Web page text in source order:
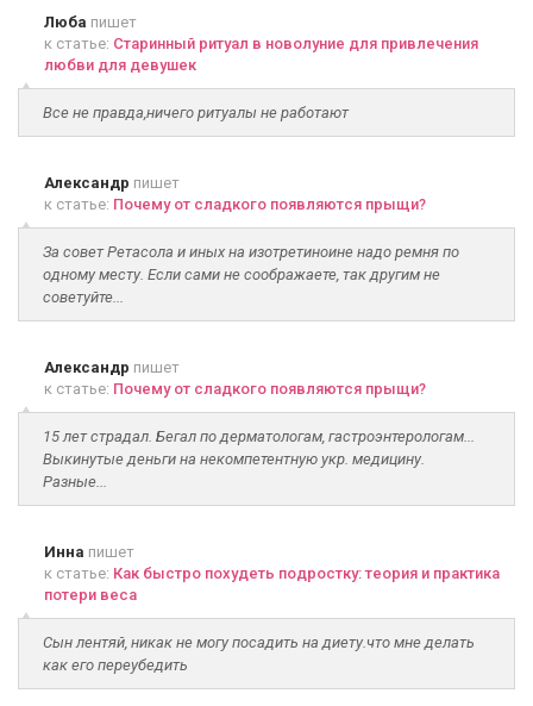
Люба пишет
к статье: Старинный ритуал в новолуние для привлечения
любви для девушек
Все не правда,ничего ритуалы не работают
Александр пишет
к статье: Почему от сладкого появляются прыщи?
За совет Ретасола и иных на изотретиноине надо ремня по
одному месту. Если сами не соображаете, так другим не
советуйте...
Александр пишет
к статье: Почему от сладкого появляются прыщи?
15 лет страдал. Бегал по дерматологам, гастроэнтерологам...
Выкинутые деньги на некомпетентную укр. медицину.
Разные...
Инна пишет
к статье: Как быстро похудеть подростку: теория и практика
потери веса
Сын лентяй, никак не могу посадить на диету.что мне делать
как его переубедить